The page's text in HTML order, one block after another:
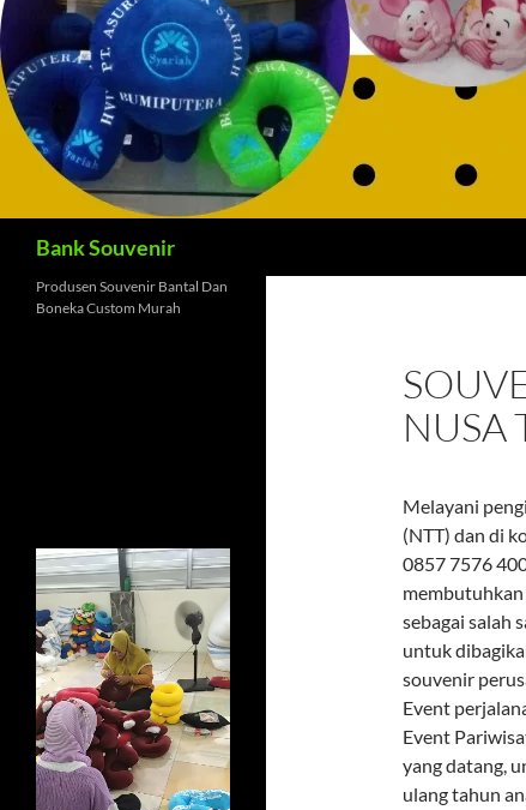
Bank Souvenir
NUSA
Melayani
(NTT) dan di
0857 7576
sebagai salah
untuk
souvenir
Event
Event
yang datang,
ulang tahun
Produsen Souvenir Bantal Dan
Boneka Custom Murah